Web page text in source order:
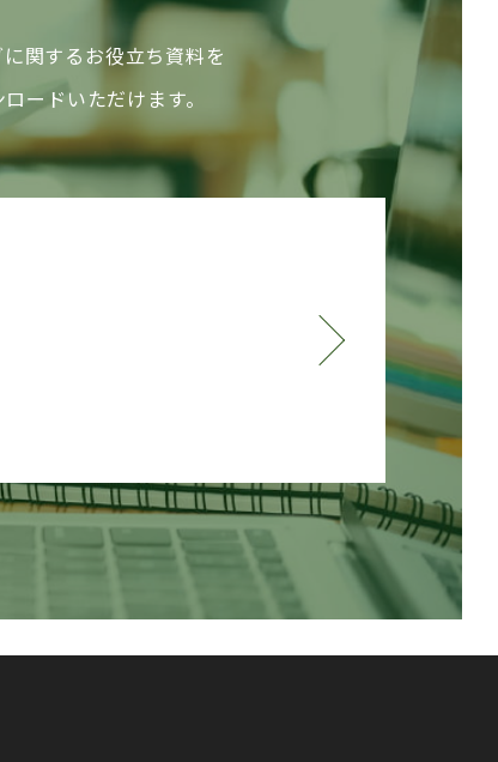
関するお役立ち資料を
ードいただけます。